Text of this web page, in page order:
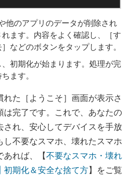
他のアプリのデータが削除され
ます。内容をよく確認し、［す
などのボタンをタップします。
初期化が始まります。処理が完
ます。
た［ようこそ］画面が表示さ
は完了です。これで、あなたの
され、安心してデバイスを手放
し不要なスマホ、壊れたスマホ
あれば、【不要なスマホ・壊れ
期化＆安全な捨て方】をご覧